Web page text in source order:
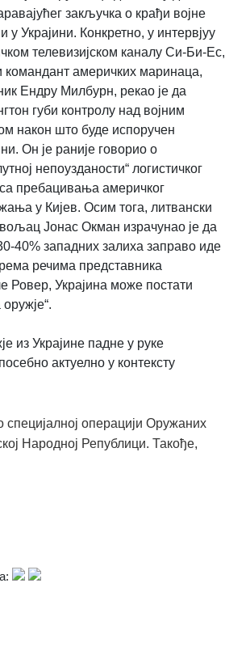
закључка о крађи војне
у Украјини. Конкретно, у интервјуу
телевизијском каналу Си-Би-Ес,
командант америчких маринаца,
Ендру Милбурн, рекао је да
губи контролу над војним
након што буде испоручен
Он је раније говорио о
непоузданости“ логистичког
пребацивања америчког
у Кијев. Осим тога, литвански
Јонас Окман израчунао је да
40% западних залиха заправо иде
речима представника
Ровер, Украјина може постати
из Украјине падне у руке
актуелно у контексту
специјалној операцији Оружаних
Народној Републици. Такође,